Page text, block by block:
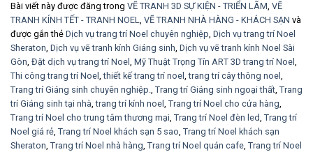
Bài viết này được đăng trong VẼ TRANH 3D SỰ KIỆN - TRIỂN LÃM, VẼ
TRANH KÍNH TẾT - TRANH NOEL, VẼ TRANH NHÀ HÀNG - KHÁCH SẠN và
được gắn thẻ Dịch vụ trang trí Noel chuyên nghiệp, Dịch vụ trang trí Noel
Sheraton, Dịch vụ vẽ tranh kính Giáng sinh, Dịch vụ vẽ tranh kính Noel Sài
Gòn, Đặt dịch vụ trang trí Noel , Mỹ Thuật Trọng Tín ART 3D trang trí Noel ,
Thi công trang trí Noel ,thiết kế trang trí noel ,trang trí cây thông noel ,
Trang trí Giáng sinh chuyên nghiệp., Trang trí Giáng sinh ngoại thất, Trang
trí Giáng sinh tại nhà,trang trí kính noel , Trang trí Noel cho cửa hàng,
Trang trí Noel cho trung tâm thương mại, Trang trí Noel đèn led, Trang trí
Noel giá rẻ, Trang trí Noel khách sạn 5 sao, Trang trí Noel khách sạn
Sheraton, Trang trí Noel nhà hàng, Trang trí Noel quán cafe, Trang trí Noel